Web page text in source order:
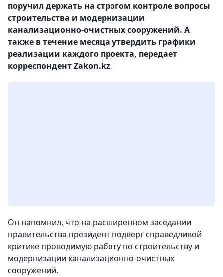
поручил держать на строгом контроле вопросы
строительства и модернизации
канализационно-очистных сооружений. А
также в течение месяца утвердить графики
реализации каждого проекта, передает
корреспондент Zakon.kz.
Он напомнил, что на расширенном заседании
правительства президент подверг справедливой
критике проводимую работу по строительству и
модернизации канализационно-очистных
сооружений.